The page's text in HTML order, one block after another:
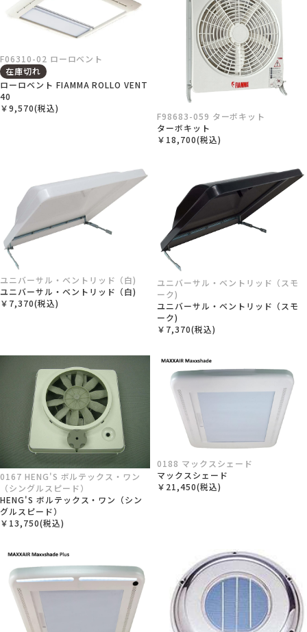
F06310-02 ローロベント
在庫切れ
ローロベント FIAMMA ROLLO VENT
40
￥9,570(税込)
F98683-059 ターボキット
ターボキット
￥18,700(税込)
ユニバーサル・ベントリッド（白)
ユニバーサル・ベントリッド（白)
￥7,370(税込)
ユニバーサル・ベントリッド（スモ
ーク)
ユニバーサル・ベントリッド（スモ
ーク)
￥7,370(税込)
0167 HENG'S ボルテックス・ワン
（シングルスピード）
HENG'S ボルテックス・ワン（シン
グルスピード）
￥13,750(税込)
0188 マックスシェード
マックスシェード
￥21,450(税込)